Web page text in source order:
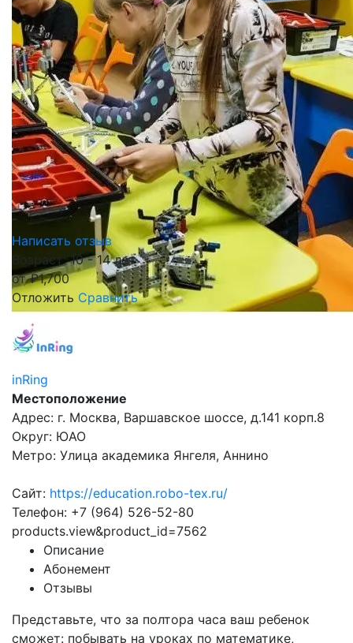
Написать отзыв
Возраст: 10 - 14 лет
от₽1,700
Отложить Сравнить
inRing
Местоположение
Адрес: г. Москва, Варшавское шоссе, д.141 корп.8
Округ: ЮАО
Метро: Улица академика Янгеля, Аннино
Сайт: https://education.robo-tex.ru/
Телефон: +7 (964) 526-52-80
products.view&product_id=7562
Описание
Абонемент
Отзывы
Представьте, что за полтора часа ваш ребенок
сможет: побывать на уроках по математике,